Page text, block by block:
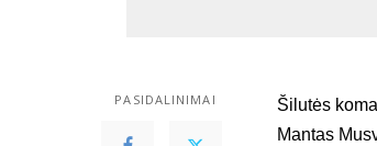
PASIDALINIMAI
Šilutės
Mantas